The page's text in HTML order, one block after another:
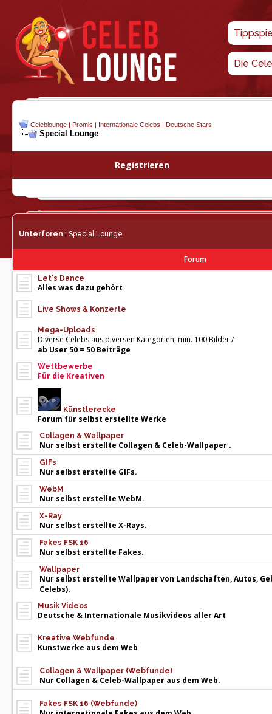
Die
Celeblounge | Promis | Internationale Celebs | Deutsche Stars
Special Lounge
Registrieren
Unterforen : Special Lounge
Forum
Let's Dance
Alles was dazu gehört
Live Shows & Konzerte
Mega-Uploads
Diverse Celebs aus diversen Kategorien, min. 100 Bilder /
ab User 50 = 50 Beiträge
Wettbewerbe
Für die Kreativen
Künstlerecke
Forum für selbst erstellte Werke
Collagen & Wallpaper
Nur selbst erstellte Collagen & Celeb-Wallpaper .
GIFs
Nur selbst erstellte GIFs.
WebM
Nur selbst erstellte WebM.
X-Ray
Nur selbst erstellte X-Rays.
Fakes FSK 16
Nur selbst erstellte Fakes.
Wallpaper
Nur selbst erstellte Wallpaper von Landschaften, Autos,
Celebs).
Musik Videos
Deutsche & Internationale Musikvideos aller Art
Kreative Webfunde
Kunstwerke aus dem Web
Collagen & Wallpaper (Webfunde)
Nur Collagen & Celeb-Wallpaper aus dem Web.
Fakes FSK 16 (Webfunde)